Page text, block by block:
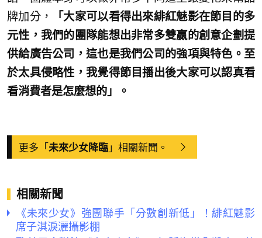
牌加分，
「大家可以看得出來緋紅魅影在節目的多
元性，我們的團隊能想出非常多雙贏的創意企劃提
供給廣告公司，這也是我們公司的強項與特色。至
於太具侵略性，我覺得節目播出後大家可以認真看
看消費者是怎麼想的」。
更多「未來少女降臨」相關新聞。
相關新聞
《未來少女》強團聯手「分數創新低」！緋紅魅影
席子淇淚灑攝影棚